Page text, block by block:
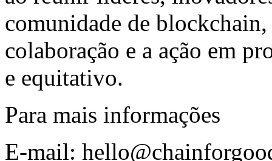
comunidade de
colaboração e a ação em
e equitativo.
Para mais informações
E-mail: